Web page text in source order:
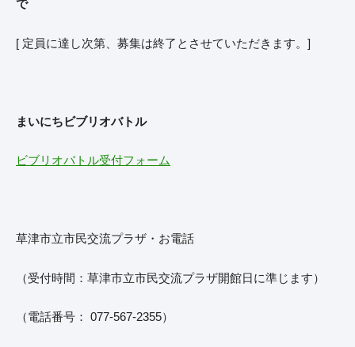
で
[ 定員に達し次第、募集は終了とさせていただきます。]
まいにちビブリオバトル
ビブリオバトル受付フォーム
草津市立市民交流プラザ・お電話
（受付時間：草津市立市民交流プラザ開館日に準じます）
（電話番号： 077-567-2355）